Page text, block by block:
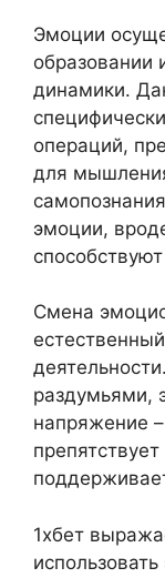
Эмоции
образовании
динамики.
операций,
для
эмоции,
Смена
раздумьями,
напряжение
1хбет